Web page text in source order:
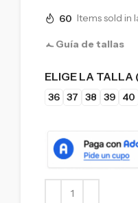
60 Items sold in
Guía de tallas
ELIGE LA TALLA
36 37 38 39 40